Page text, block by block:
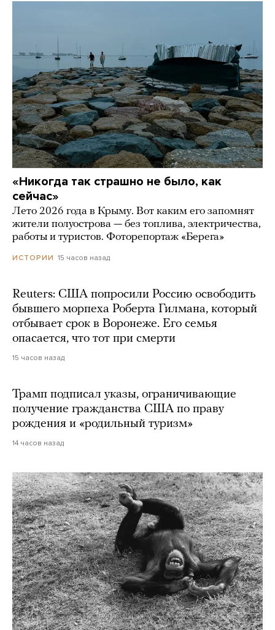
«Никогда так страшно не было, как
сейчас»
Лето 2026 года в Крыму. Вот каким его запомнят
жители полуострова — без топлива, электричества,
работы и туристов. Фоторепортаж «Берега»
ИСТОРИИ 15 часов назад
Reuters: США попросили Россию освободить
бывшего морпеха Роберта Гилмана, который
отбывает срок в Воронеже. Его семья
опасается, что тот при смерти
15 часов назад
Трамп подписал указы, ограничивающие
получение гражданства США по праву
рождения и «родильный туризм»
14 часов назад